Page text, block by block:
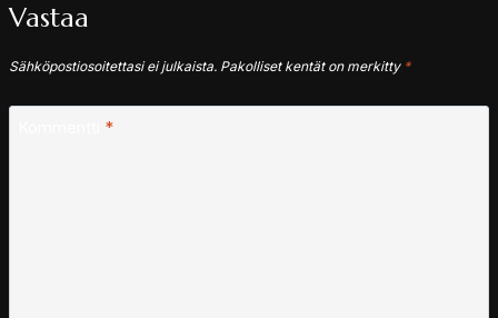
Vastaa
Sähköpostiosoitettasi ei julkaista. Pakolliset kentät on merkitty *
*